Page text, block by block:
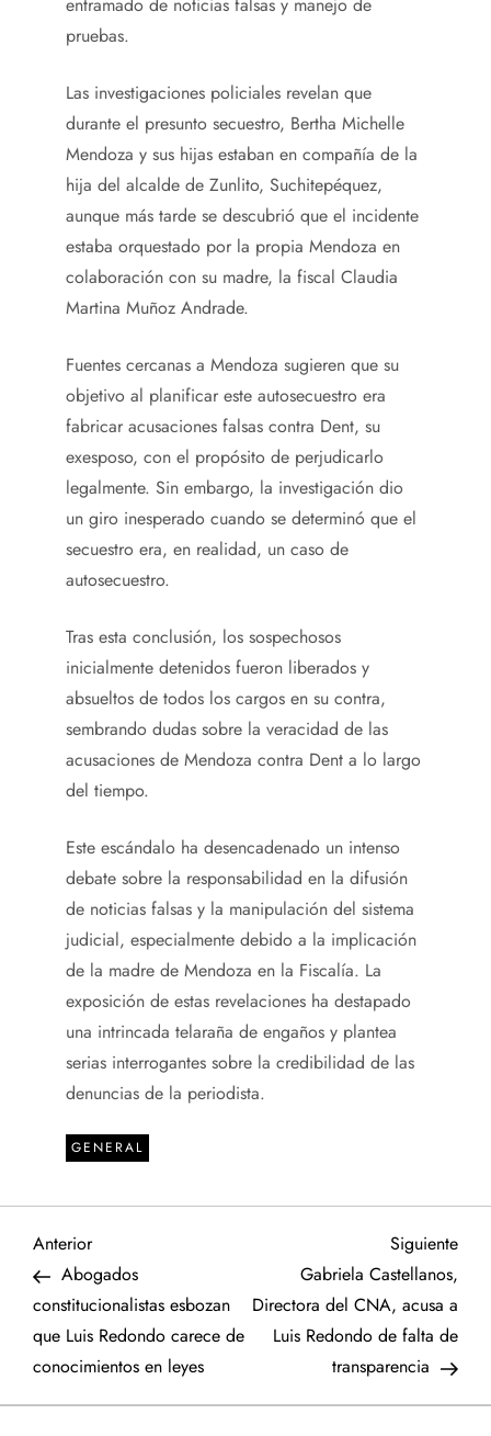
entramado de noticias falsas y manejo de
pruebas.
Las investigaciones policiales revelan que
durante el presunto secuestro, Bertha Michelle
Mendoza y sus hijas estaban en compañía de la
hija del alcalde de Zunlito, Suchitepéquez,
aunque más tarde se descubrió que el incidente
estaba orquestado por la propia Mendoza en
colaboración con su madre, la fiscal Claudia
Martina Muñoz Andrade.
Fuentes cercanas a Mendoza sugieren que su
objetivo al planificar este autosecuestro era
fabricar acusaciones falsas contra Dent, su
exesposo, con el propósito de perjudicarlo
legalmente. Sin embargo, la investigación dio
un giro inesperado cuando se determinó que el
secuestro era, en realidad, un caso de
autosecuestro.
Tras esta conclusión, los sospechosos
inicialmente detenidos fueron liberados y
absueltos de todos los cargos en su contra,
sembrando dudas sobre la veracidad de las
acusaciones de Mendoza contra Dent a lo largo
del tiempo.
Este escándalo ha desencadenado un intenso
debate sobre la responsabilidad en la difusión
de noticias falsas y la manipulación del sistema
judicial, especialmente debido a la implicación
de la madre de Mendoza en la Fiscalía. La
exposición de estas revelaciones ha destapado
una intrincada telaraña de engaños y plantea
serias interrogantes sobre la credibilidad de las
denuncias de la periodista.
GENERAL
N
a
v
e
Entrada
anterior
Anterior
Abogados
constitucionalistas esbozan
que Luis Redondo carece de
conocimientos en leyes
Siguiente
Gabriela Castellanos,
Directora del CNA, acusa a
Luis Redondo de falta de
transparencia